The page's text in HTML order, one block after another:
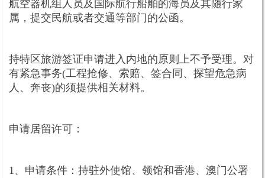
航空器机组人员及国际航行船舶的海员及其随行家
属，提交民航或者交通等部门的公函。
持特区旅游签证申请进入内地的原则上不予受理。对
有紧急事务(工程抢修、索赔、签合同、探望危急病
人、奔丧)的须提供相关材料。
申请居留许可：
1、申请条件：持驻外使馆、领馆和香港、澳门公署